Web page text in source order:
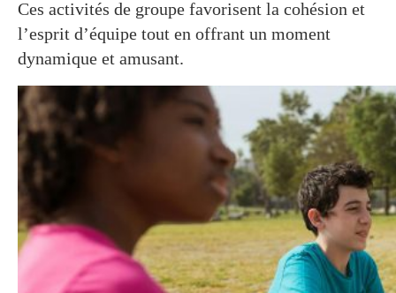
Ces activités de groupe favorisent la cohésion et
l’esprit d’équipe tout en offrant un moment
dynamique et amusant.